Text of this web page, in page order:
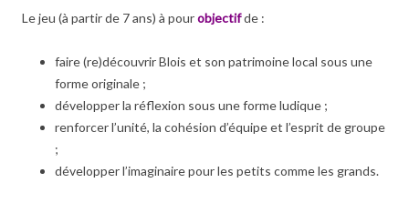
Le jeu (à partir de 7 ans) à pourobjectifde :
faire (re)découvrir Blois et son patrimoine local sous une
forme originale ;
développer la réflexion sous une forme ludique ;
renforcer l’unité, la cohésion d’équipe et l’esprit de groupe
;
développer l’imaginaire pour les petits comme les grands.